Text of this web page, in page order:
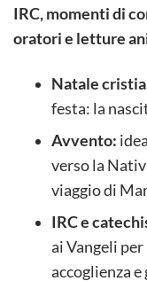
IRC, momenti di
oratori e letture
Natale
festa: la
Avvento:
verso la
viaggio di
IRC e
ai Vangeli per
accoglienza